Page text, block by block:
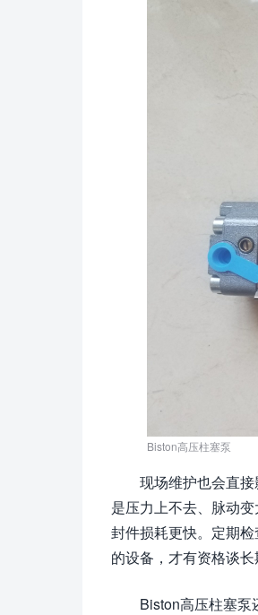
Biston高压柱塞泵
现场维护也会直
是压力上不去、脉动
封件损耗更快。定期
的设备，才有资格谈长
Biston高压柱塞